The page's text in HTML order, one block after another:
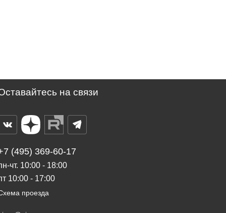
на связи
(495) 369-60-17
чт. 10:00 - 18:00
10:00 - 17:00
проезда